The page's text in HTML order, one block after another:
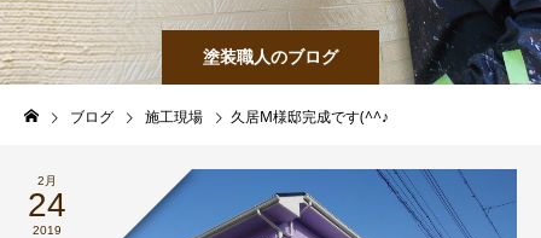
塗装職人のブログ
ブログ 施工現場 久居M様邸完成です(^^♪
2月
24
2019